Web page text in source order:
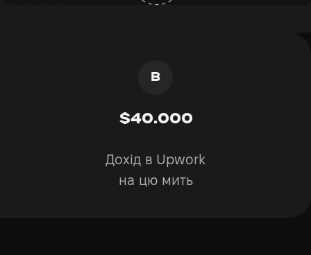
$40.000
Дохід в Upwork
на цю мить